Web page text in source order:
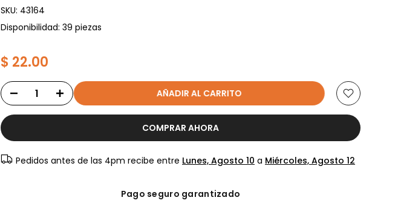
SKU: 43164
Disponibilidad: 39 piezas
$ 22.00
AÑADIR AL CARRITO
COMPRAR AHORA
Pedidos antes de las 4pm recibe entre Lunes, Agosto 10 a Miércoles, Agosto 12
Pago seguro garantizado